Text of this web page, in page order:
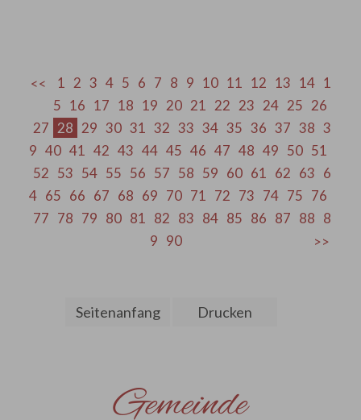
1 2 3 4 5 6 7 8 9 10 11 12 13 14 1
5 16 17 18 19 20 21 22 23 24 25 26
27 28 29 30 31 32 33 34 35 36 37 38 3
9 40 41 42 43 44 45 46 47 48 49 50 51
52 53 54 55 56 57 58 59 60 61 62 63 6
4 65 66 67 68 69 70 71 72 73 74 75 76
77 78 79 80 81 82 83 84 85 86 87 88 8
9 90
Seitenanfang Drucken
Gemeinde